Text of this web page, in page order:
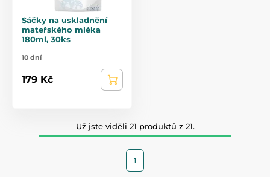
Sáčky na uskladnění
mateřského mléka
180ml, 30ks
10 dní
179 Kč
Už jste viděli 21 produktů z 21.
1